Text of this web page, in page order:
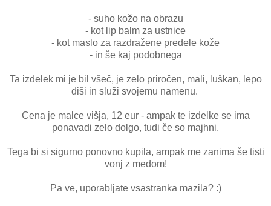
- suho kožo na obrazu
- kot lip balm za ustnice
- kot maslo za razdražene predele kože
- in še kaj podobnega
Ta izdelek mi je bil všeč, je zelo priročen, mali, luškan, lepo
diši in služi svojemu namenu.
Cena je malce višja, 12 eur - ampak te izdelke se ima
ponavadi zelo dolgo, tudi če so majhni.
Tega bi si sigurno ponovno kupila, ampak me zanima še tisti
vonj z medom!
Pa ve, uporabljate vsastranka mazila? :)